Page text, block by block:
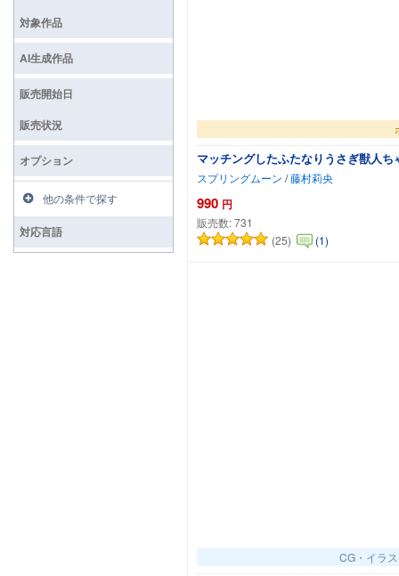
マッチングしたふたなりうさぎ獣人
スプリングムーン /藤村莉央
990 円
販売数:731
(25)
(1)
CG・イラ
対象作品
AI生成作品
販売開始日
販売状況
オプション
他の条件で探す
対応言語